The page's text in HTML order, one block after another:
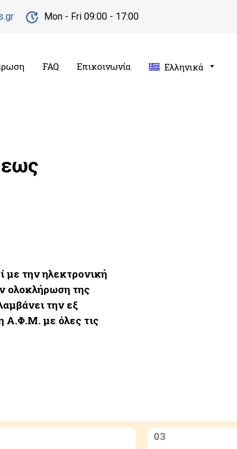
Mon - Fri 09:00 - 17:00
FAQ Επικοινωνία Ελληνικά
με την ηλεκτρονική
ολοκλήρωση της
την εξ
Α.Φ.Μ. με όλες τις
03